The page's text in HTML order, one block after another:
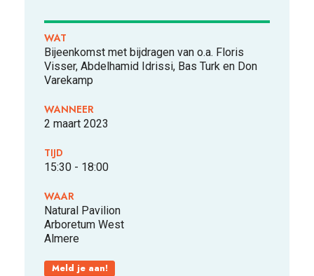
OVER
FOOD PIONEERS
WAT
Bijeenkomst met bijdragen van o.a. Floris
Visser, Abdelhamid Idrissi, Bas Turk en Don
Varekamp
WANNEER
2 maart 2023
TIJD
15:30 - 18:00
WAAR
Natural Pavilion
Arboretum West
Almere
Meld je aan!